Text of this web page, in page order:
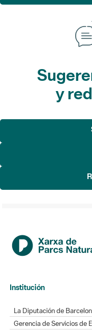
y
Institución
La Diputación de
Gerencia de Servicios de